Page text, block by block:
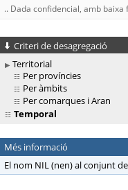
.. Dada confidencial, amb
Criteri de desagregació
Territorial
Per províncies
Per àmbits
Per comarques i Aran
Temporal
Més informació
El nom NIL (nen) al conjunt